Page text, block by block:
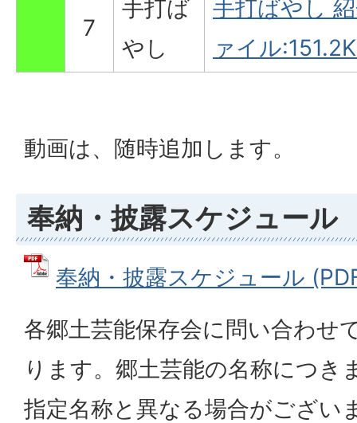
7
手打ば
やし
手打ばやし
ァイル
動画は、随時追加します。
奉納・披露スケジュール
奉納・披露スケジュール
各郷土芸能保存会に問い合わせ
ります。郷土芸能の名称につき
指定名称と異なる場合がござい